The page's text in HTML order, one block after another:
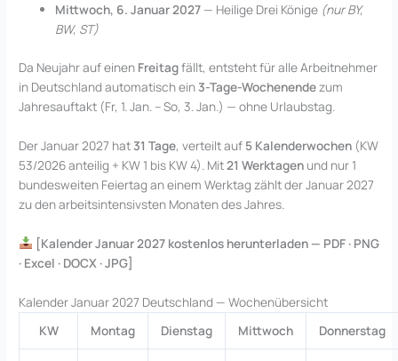
Mittwoch, 6. Januar 2027 — Heilige Drei Könige (nur BY,
BW, ST)
Da Neujahr auf einen Freitagfällt, entsteht für alle Arbeitnehmer
in Deutschland automatisch ein3-Tage-Wochenendezum
Jahresauftakt (Fr, 1. Jan. – So, 3. Jan.) — ohne Urlaubstag.
Der Januar 2027 hat31 Tage, verteilt auf 5 Kalenderwochen (KW
53/2026 anteilig + KW 1 bis KW 4). Mit21 Werktagen und nur 1
bundesweiten Feiertag an einem Werktag zählt der Januar 2027
zu den arbeitsintensivsten Monaten des Jahres.
[Kalender Januar 2027 kostenlos herunterladen — PDF · PNG
· Excel · DOCX · JPG]
Kalender Januar 2027 Deutschland — Wochenübersicht
KW
Montag Dienstag Mittwoch Donnerstag